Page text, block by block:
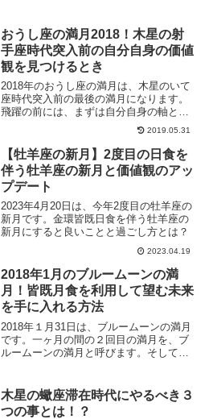
おうし座の満月2018！木星の射
手座時代突入前の自分自身の価値
観を見つけるとき
2018年のおうし座の満月は、木星のいて
座時代突入前の最後の満月になります。
飛躍の前には、まずは自分自身の軸とな
る価値観部分を整えていく必要がありま
す。そのために何をすればいいのか？お
うし座の満月の詳細情報です。
2019.05.31
【牡羊座の新月】2度目の日食を
伴う牡羊座の新月と価値観のアッ
プデート
2023年4月20日は、今年2度目の牡羊座の
新月です。金環皆既日食を伴う牡羊座の
新月にすると良いことと過ごし方とは？
2023.04.19
2018年1月のブルームーンの満
月！皆既月食を利用して望む未来
を手に入れる方法
2018年１月31日は、ブルームーンの満月
です。一ヶ月の間の２回目の満月を、ブ
ルームーンの満月と呼びます。そしてさ
で起こる満月のパワーを上手に利用する
方法をご紹介します。
木星の蠍座滞在時代にやるべき３
つの事とは！？